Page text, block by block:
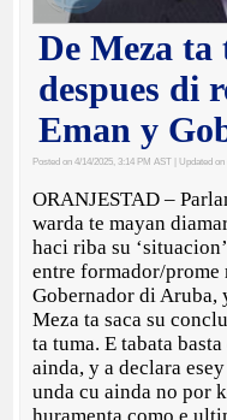
De Meza ta
despues di
Eman y
Posted on 4/14/2025, 3:14 PM AST | Updated
ORANJESTAD –
warda te mayan
haci riba su
entre formador/
Gobernador di Aruba,
Meza ta saca su
ta tuma. E tabata
ainda, y a declara
unda cu ainda no por